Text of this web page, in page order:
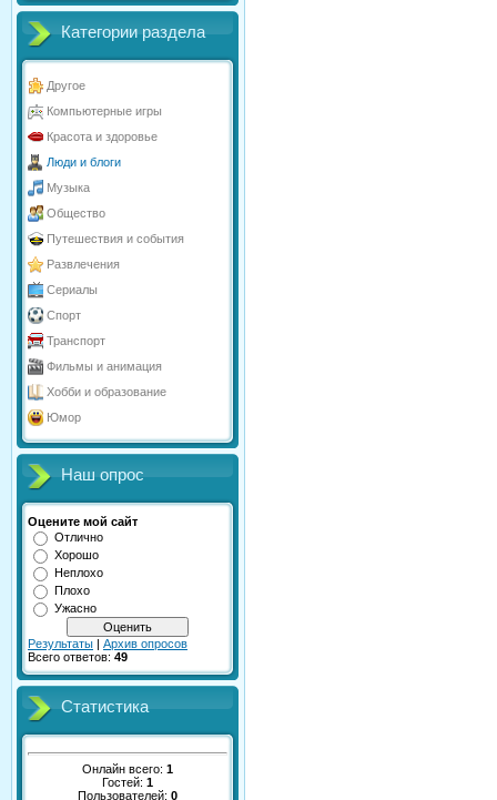
Категории раздела
Другое
Компьютерные игры
Красота и здоровье
Люди и блоги
Музыка
Общество
Путешествия и события
Развлечения
Сериалы
Спорт
Транспорт
Фильмы и анимация
Хобби и образование
Юмор
Наш опрос
Оцените мой сайт
Отлично
Хорошо
Неплохо
Плохо
Ужасно
Результаты | Архив опросов
Всего ответов: 49
Статистика
Онлайн всего: 1
Гостей: 1
Пользователей: 0